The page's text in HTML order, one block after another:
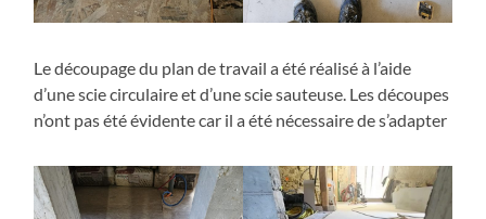
Le découpage du plan de travail a été réalisé à l’aide
d’une scie circulaire et d’une scie sauteuse. Les découpes
n’ont pas été évidente car il a été nécessaire de s’adapter